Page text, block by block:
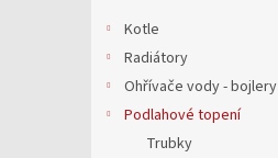
Kotle
Radiátory
Ohřívače vody - bojlery
Podlahové topení
Trubky